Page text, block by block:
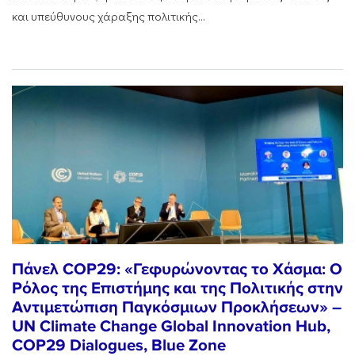
και υπεύθυνους χάραξης πολιτικής...
Πάνελ COP29: «Γεφυρώνοντας το Χάσμα: Ο
Ρόλος της Επιστήμης και της Πολιτικής στην
Αντιμετώπιση Παγκόσμιων Προκλήσεων» –
UN Climate Change Global Innovation Hub,
COP29 Dialogues, Blue Zone